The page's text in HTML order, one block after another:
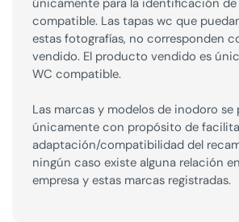
únicamente para la identificación de
compatible. Las tapas wc que
estas fotografías, no corresponden
vendido. El producto vendido es
WC compatible.
Las marcas y modelos de inodoro se
únicamente con propósito de
adaptación/compatibilidad del
ningún caso existe alguna relación
empresa y estas marcas registradas.